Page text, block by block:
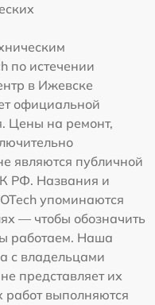
по истечении
в Ижевске
официальной
Цены на ремонт,
являются публичной
РФ. Названия и
упоминаются
— чтобы обозначить
работаем. Наша
с владельцами
представляет их
выполняются